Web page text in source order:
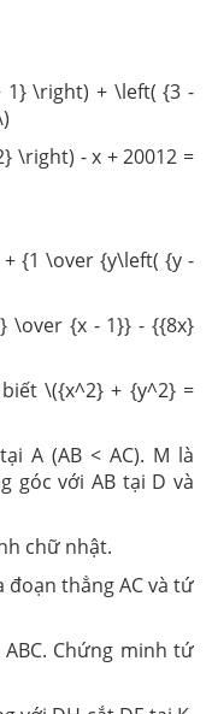
1} \right) + \left( {3 -
- x + 20012 =
{1 \over {y\left( {y -
\over {x - 1}} - {{8x}
\({x^2} + {y^2} =
A (AB < AC). M là
góc với AB tại D và
chữ nhật.
đoạn thẳng AC và tứ
Chứng minh tứ